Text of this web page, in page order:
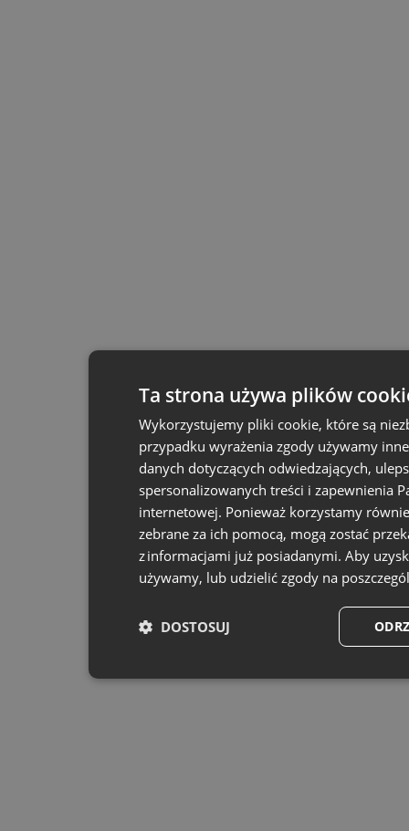
Ta strona używa plików
Wykorzystujemy pliki cookie, które są
przypadku wyrażenia zgody używamy
danych dotyczących odwiedzających,
spersonalizowanych treści i zapewnienia
internetowej. Ponieważ korzystamy
zebrane za ich pomocą, mogą zostać
z informacjami już posiadanymi. Aby
używamy, lub udzielić zgody na
DOSTOSUJ